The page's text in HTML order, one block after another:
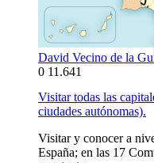
David Vecino de la
0 11.641
Visitar todas las
ciudades autónomas).
Visitar y conocer a
España; en las 17